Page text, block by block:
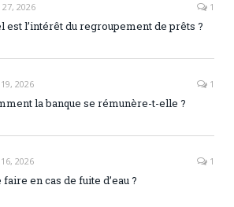
27, 2026 1
est l’intérêt du regroupement de prêts ?
2026 1
la banque se rémunère-t-elle ?
2026 1
faire en cas de fuite d’eau ?